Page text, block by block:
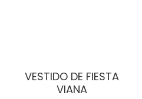
VESTIDO DE FIESTA
VIANA